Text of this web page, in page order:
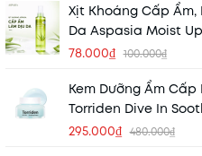
(Nhập Khẩu)
Xịt Khoáng Cấp Ẩm,
Da Aspasia Moist
Mist 150ml (Nhập
78.000₫ 100.000₫
Kem Dưỡng Ẩm Cấp
Torriden Dive In
Cream 100ml (Nhập
295.000₫ 480.000₫